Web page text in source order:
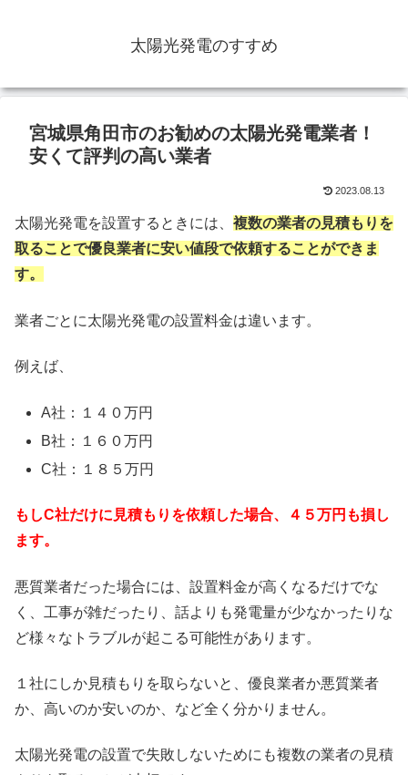
太陽光発電のすすめ
宮城県角田市のお勧めの太陽光発電業者！
安くて評判の高い業者
2023.08.13
太陽光発電を設置するときには、 複数の業者の見積もりを
取ることで優良業者に安い値段で依頼することができま
す。
業者ごとに太陽光発電の設置料金は違います。
例えば、
A社：１４０万円
B社：１６０万円
C社：１８５万円
もしC社だけに見積もりを依頼した場合、４５万円も損し
ます。
悪質業者だった場合には、設置料金が高くなるだけでな
く、工事が雑だったり、話よりも発電量が少なかったりな
ど様々なトラブルが起こる可能性があります。
１社にしか見積もりを取らないと、優良業者か悪質業者
か、高いのか安いのか、など全く分かりません。
太陽光発電の設置で失敗しないためにも複数の業者の見積